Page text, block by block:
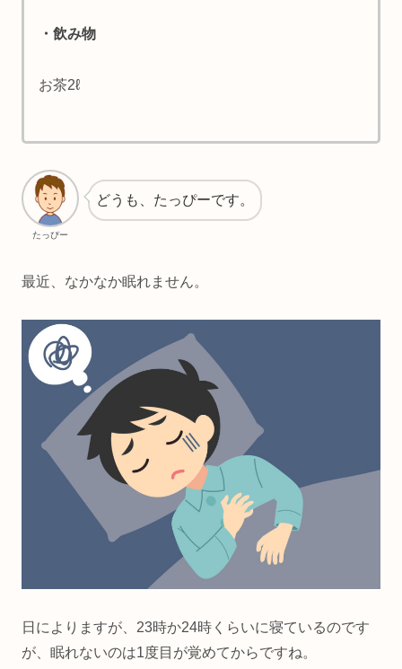
・飲み物
お茶2ℓ
たっぴー
どうも、たっぴーです。
最近、なかなか眠れません。
日によりますが、23時か24時くらいに寝ているのです
が、眠れないのは1度目が覚めてからですね。